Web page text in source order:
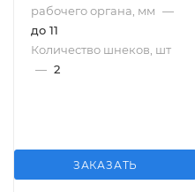
рабочего органа, мм —
до 11
Количество шнеков, шт
— 2
ЗАКАЗАТЬ